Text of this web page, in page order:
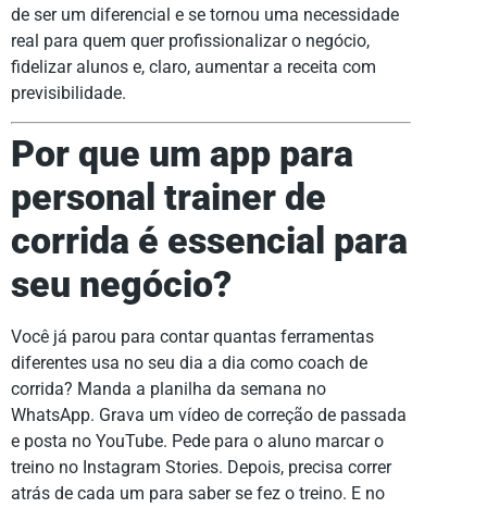
de ser um diferencial e se tornou uma necessidade
real para quem quer profissionalizar o negócio,
fidelizar alunos e, claro, aumentar a receita com
previsibilidade.
Por que um app para
personal trainer de
corrida é essencial para
seu negócio?
Você já parou para contar quantas ferramentas
diferentes usa no seu dia a dia como coach de
corrida? Manda a planilha da semana no
WhatsApp. Grava um vídeo de correção de passada
e posta no YouTube. Pede para o aluno marcar o
treino no Instagram Stories. Depois, precisa correr
atrás de cada um para saber se fez o treino. E no